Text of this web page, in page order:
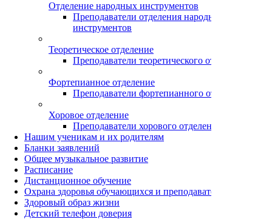
Отделение народных инструментов
Преподаватели отделения народных
инструментов
Теоретическое отделение
Преподаватели теоретического отделения
Фортепианное отделение
Преподаватели фортепианного отделения
Хоровое отделение
Преподаватели хорового отделения
Нашим ученикам и их родителям
Бланки заявлений
Общее музыкальное развитие
Расписание
Дистанционное обучение
Охрана здоровья обучающихся и преподавателей
Здоровый образ жизни
Детский телефон доверия